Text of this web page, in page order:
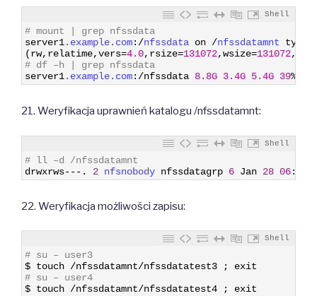
Shell
# mount | grep nfssdata
server1.example.com: /nfssdata on /nfssdatamnt type
(rw, relatime,vers=4.0, rsize=131072,wsize=131072,
# df –h | grep nfssdata
server1.example.com: /nfssdata 8.8G 3.4G 5.4G 39%
21. Weryfikacja uprawnień katalogu /nfssdatamnt:
Shell
# ll –d /nfssdatamnt
drwxrws--- . 2 nfsnobody nfssdatagrp 6 Jan 28 06:
22. Weryfikacja możliwości zapisu:
Shell
# su – user3
$ touch /nfssdatamnt/nfssdatatest3 ;
exit
# su – user4
$ touch /nfssdatamnt/nfssdatatest4 ;
exit